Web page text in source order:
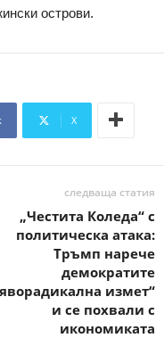
острови.
X
следваща статия
„Честита Коледа“ с
политическа атака:
Тръмп нарече
демократите
измет“
и се похвали с
икономиката